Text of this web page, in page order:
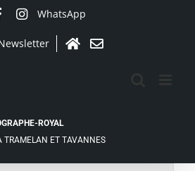
WhatsApp
Contact
ROYAL
TRAMELAN ET TAVANNES